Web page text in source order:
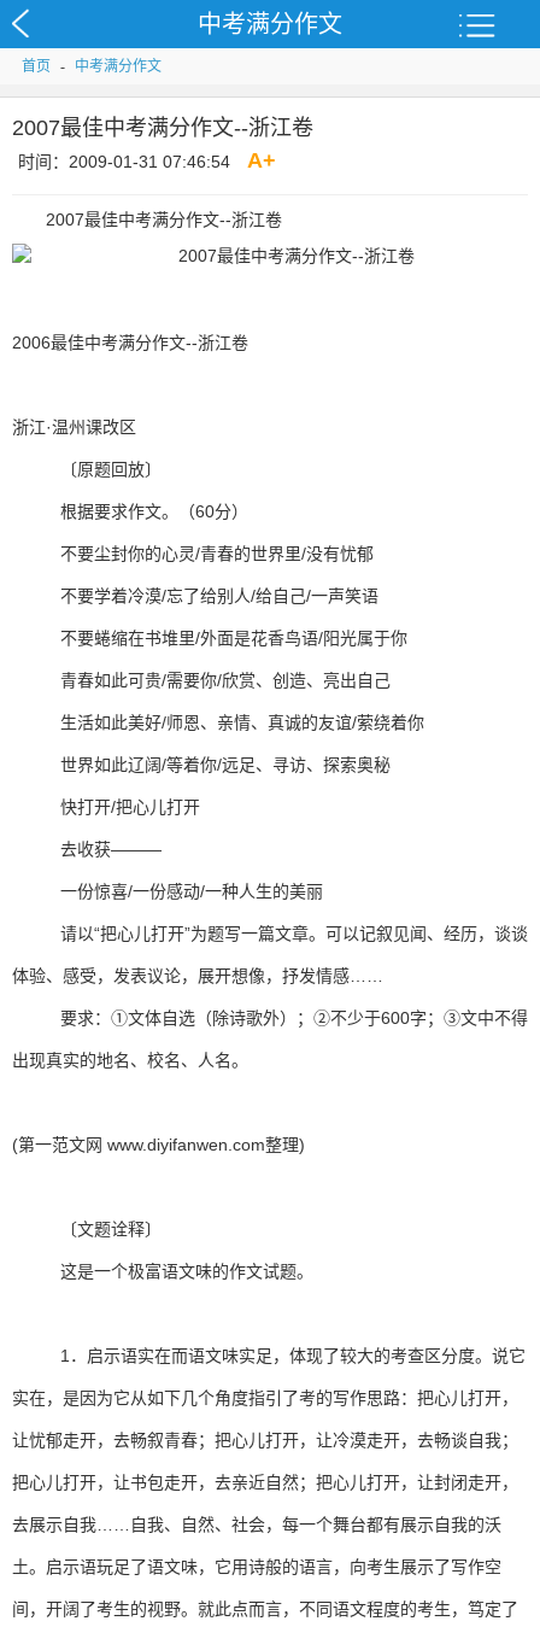
中考满分作文
首页 - 中考满分作文
2007最佳中考满分作文--浙江卷
时间：2009-01-31 07:46:54 A+
2007最佳中考满分作文--浙江卷
2006最佳中考满分作文--浙江卷
浙江·温州课改区
〔原题回放〕
根据要求作文。（60分）
不要尘封你的心灵/青春的世界里/没有忧郁
不要学着冷漠/忘了给别人/给自己/一声笑语
不要蜷缩在书堆里/外面是花香鸟语/阳光属于你
青春如此可贵/需要你/欣赏、创造、亮出自己
生活如此美好/师恩、亲情、真诚的友谊/萦绕着你
世界如此辽阔/等着你/远足、寻访、探索奥秘
快打开/把心儿打开
去收获―――
一份惊喜/一份感动/一种人生的美丽
请以“把心儿打开”为题写一篇文章。可以记叙见闻、经历，谈谈
体验、感受，发表议论，展开想像，抒发情感……
要求：①文体自选（除诗歌外）；②不少于600字；③文中不得
出现真实的地名、校名、人名。
(第一范文网 www.diyifanwen.com整理)
〔文题诠释〕
这是一个极富语文味的作文试题。
1．启示语实在而语文味实足，体现了较大的考查区分度。说它
实在，是因为它从如下几个角度指引了考的写作思路：把心儿打开，
让忧郁走开，去畅叙青春；把心儿打开，让冷漠走开，去畅谈自我；
把心儿打开，让书包走开，去亲近自然；把心儿打开，让封闭走开，
去展示自我……自我、自然、社会，每一个舞台都有展示自我的沃
土。启示语玩足了语文味，它用诗般的语言，向考生展示了写作空
间，开阔了考生的视野。就此点而言，不同语文程度的考生，笃定了